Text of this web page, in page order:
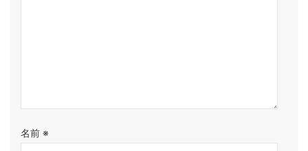
名前 ※